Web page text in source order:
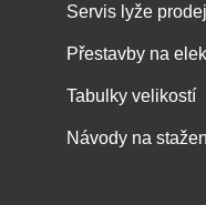
Servis lyže
Přestavby na
Tabulky velikostí
Návody na